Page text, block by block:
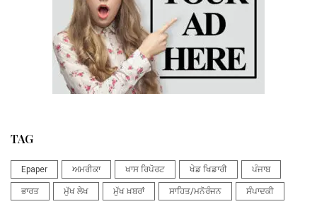
TAG
Epaper ਅਮਰੀਕਾ ਖਾਸ ਰਿਪੋਰਟ ਖੇਡ ਖਿਡਾਰੀ ਪੰਜਾਬ
ਭਾਰਤ ਮੁੱਖ ਲੇਖ ਮੁੱਖ ਖ਼ਬਰਾਂ ਸਾਹਿਤ/ਮਨੋਰੰਜਨ ਸੰਪਾਦਕੀ